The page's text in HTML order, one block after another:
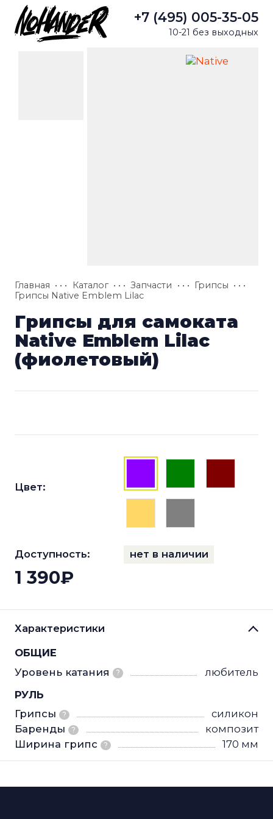
+7 (495) 005-35-05
10-21 без выходных
Главная • • • Каталог • • • Запчасти • • • Грипсы • • •
Грипсы Native Emblem Lilac
Грипсы для самоката
Native Emblem Lilac
(фиолетовый)
Цвет:
Доступность: нет в наличии
1 390₽
Характеристики
ОБЩИЕ
Уровень катания
?
любитель
РУЛЬ
Грипсы
?
силикон
Баренды
?
композит
Ширина грипс
? 170 мм